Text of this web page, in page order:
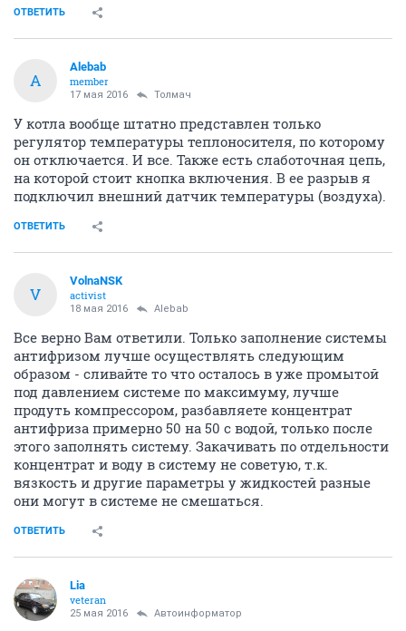
ОТВЕТИТЬ
A
Alebab
member
17 мая 2016 Толмач
У котла вообще штатно представлен только
регулятор температуры теплоносителя, по которому
он отключается. И все. Также есть слаботочная цепь,
на которой стоит кнопка включения. В ее разрыв я
подключил внешний датчик температуры (воздуха).
ОТВЕТИТЬ
V
VolnaNSK
activist
18 мая 2016 Alebab
Все верно Вам ответили. Только заполнение системы
антифризом лучше осуществлять следующим
образом - сливайте то что осталось в уже промытой
под давлением системе по максимуму, лучше
продуть компрессором, разбавляете концентрат
антифриза примерно 50 на 50 с водой, только после
этого заполнять систему. Закачивать по отдельности
концентрат и воду в систему не советую, т.к.
вязкость и другие параметры у жидкостей разные
они могут в системе не смешаться.
ОТВЕТИТЬ
Lia
veteran
25 мая 2016 Автоинформатор